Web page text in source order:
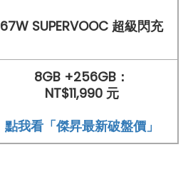
67W SUPERVOOC 超級閃充
8GB +256GB：
NT$11,990 元
點我看「傑昇最新破盤價」